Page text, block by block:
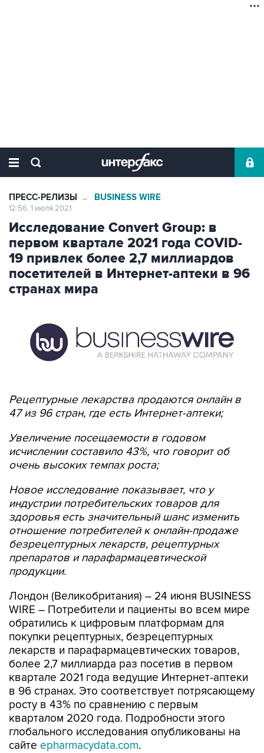
ПРЕСС-РЕЛИЗЫ → BUSINESS WIRE
12:56, 1 июля 2021
Исследование Convert Group: в
первом квартале 2021 года COVID-
19 привлек более 2,7 миллиардов
посетителей в Интернет-аптеки в 96
странах мира
Рецептурные лекарства продаются онлайн в
47 из 96 стран, где есть Интернет-аптеки;
Увеличение посещаемости в годовом
исчислении составило 43%, что говорит об
очень высоких темпах роста;
Новое исследование показывает, что у
индустрии потребительских товаров для
здоровья есть значительный шанс изменить
отношение потребителей к онлайн-продаже
безрецептурных лекарств, рецептурных
препаратов и парафармацевтической
продукции.
Лондон (Великобритания) – 24 июня BUSINESS
WIRE – Потребители и пациенты во всем мире
обратились к цифровым платформам для
покупки рецептурных, безрецептурных
лекарств и парафармацевтических товаров,
более 2,7 миллиарда раз посетив в первом
квартале 2021 года ведущие Интернет-аптеки
в 96 странах. Это соответствует потрясающему
росту в 43% по сравнению с первым
кварталом 2020 года. Подробности этого
глобального исследования опубликованы на
сайте epharmacydata.com.